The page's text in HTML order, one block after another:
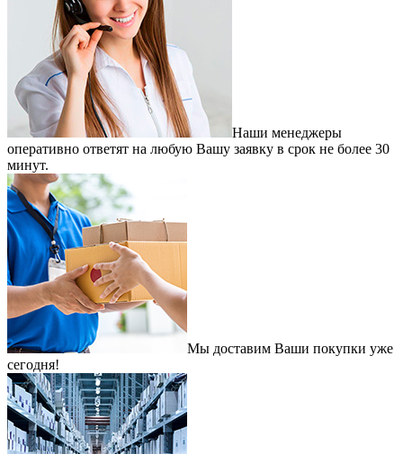
Наши менеджеры
оперативно ответят на любую Вашу заявку в срок не более 30
минут.
Мы доставим Ваши покупки уже
сегодня!